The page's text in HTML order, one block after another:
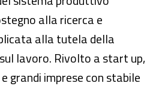
alla ricerca e
alla tutela della
lavoro. Rivolto a start up,
grandi imprese con stabile